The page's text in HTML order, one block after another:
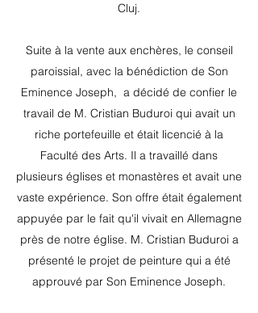
Cluj.
Suite à la vente aux enchères, le conseil
paroissial, avec la bénédiction de Son
Eminence Joseph, a décidé de confier le
travail de M. Cristian Buduroi qui avait un
riche portefeuille et était licencié à la
Faculté des Arts. Il a travaillé dans
plusieurs églises et monastères et avait une
vaste expérience. Son offre était également
appuyée par le fait qu'il vivait en Allemagne
près de notre église. M. Cristian Buduroi a
présenté le projet de peinture qui a été
approuvé par Son Eminence Joseph.